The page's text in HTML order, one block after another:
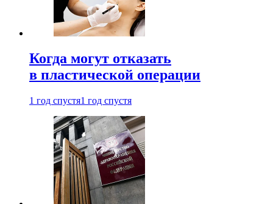
Когда могут отказать
в пластической операции
1 год спустя1 год спустя